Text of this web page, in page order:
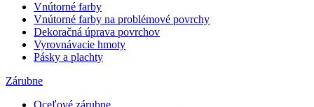
Vnútorné farby
Vnútorné farby na problémové povrchy
Dekoračná úprava povrchov
Vyrovnávacie hmoty
Pásky a plachty
Zárubne